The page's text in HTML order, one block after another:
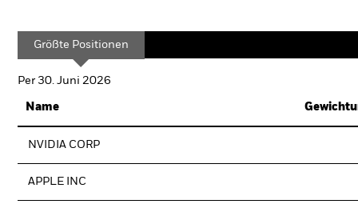
Größte Positionen
Per 30. Juni 2026
Name
NVIDIA CORP
APPLE INC